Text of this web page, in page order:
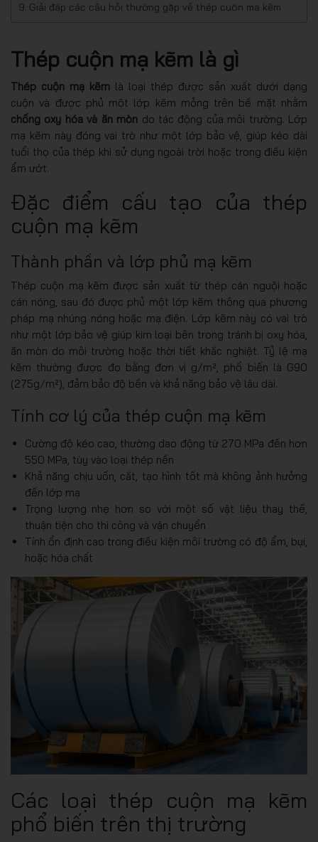
Giải đáp các câu hỏi thường gặp về thép cuộn mạ kẽm
Thép cuộn mạ kẽm là gì
Thép cuộn mạ kẽm là loại thép được sản xuất dưới dạng
cuộn và được phủ một lớp kẽm mỏng trên bề mặt nhằm
chống oxy hóa và ăn mòn do tác động của môi trường. Lớp
mạ kẽm này đóng vai trò như một lớp bảo vệ, giúp kéo dài
tuổi thọ của thép khi sử dụng ngoài trời hoặc trong điều kiện
ẩm ướt.
Đặc điểm cấu tạo của thép
cuộn mạ kẽm
Thành phần và lớp phủ mạ kẽm
Thép cuộn mạ kẽm được sản xuất từ thép cán nguội hoặc
cán nóng, sau đó được phủ một lớp kẽm thông qua phương
pháp mạ nhúng nóng hoặc mạ điện. Lớp kẽm này có vai trò
như một lớp bảo vệ giúp kim loại bên trong tránh bị oxy hóa,
ăn mòn do môi trường hoặc thời tiết khắc nghiệt. Tỷ lệ mạ
kẽm thường được đo bằng đơn vị g/m², phổ biến là G90
(275g/m²), đảm bảo độ bền và khả năng bảo vệ lâu dài.
Tính cơ lý của thép cuộn mạ kẽm
Cường độ kéo cao, thường dao động từ 270 MPa đến hơn
550 MPa, tùy vào loại thép nền
Khả năng chịu uốn, cắt, tạo hình tốt mà không ảnh hưởng
đến lớp mạ
Trọng lượng nhẹ hơn so với một số vật liệu thay thế,
thuận tiện cho thi công và vận chuyển
Tính ổn định cao trong điều kiện môi trường có độ ẩm, bụi,
hoặc hóa chất
Các loại thép cuộn mạ kẽm
phổ biến trên thị trường